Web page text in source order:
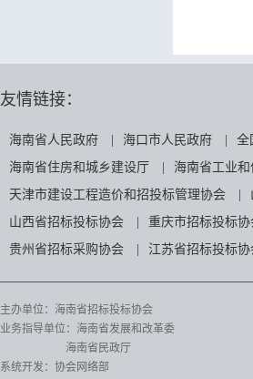
友情链接：
海南省人民政府 海口市人民政府
全
海南省住房和城乡建设厅
海南省工业
天津市建设工程造价和招投标管理协会
山西省招标投标协会
重庆市招标投标协
贵州省招标采购协会
江苏省招标投标协
主办单位：海南省招标投标协会
业务指导单位：海南省发展和改革委
海南省民政厅
系统开发：协会网络部